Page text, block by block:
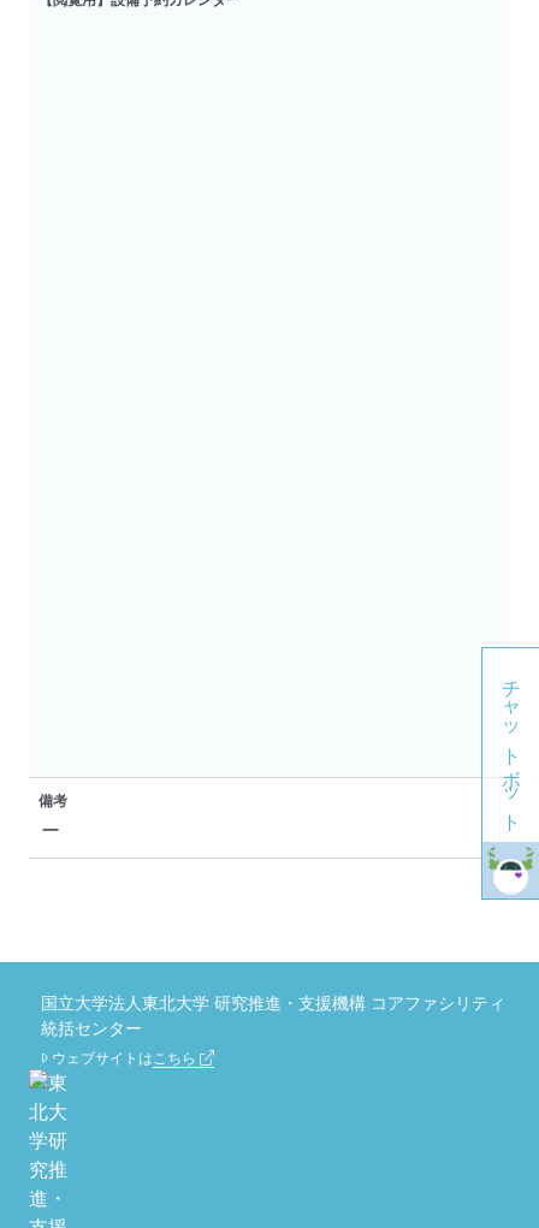
備考
ー チャットボット
国立大学法人東北大学 研究推進・支援機構 コアファシリティ
統括センター
ウェブサイトはこちら